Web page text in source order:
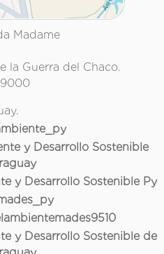
Madame
la Guerra del Chaco.
y Desarrollo Sostenible
y Desarrollo Sostenible Py
y Desarrollo Sostenible de